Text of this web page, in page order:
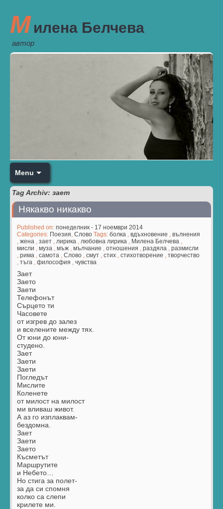
М илена Белчева
автор
Menu
Tag Archiv: зает
Някакво никакво
Published on:понеделник - 17 ноември 2014
Categories: Поезия ,Слово Tags:болка ,вдъхновение ,вълнения
,жена ,зает лирика любовна лирика Милена Белчева
мисли ,муза ,мъж ,мълчание ,отношения ,раздяла ,размисли
,рима ,самота ,Слово ,смут ,стих ,стихотворение ,творчество
,тъга ,философия ,чувства
Зает
Заето
Заети
Телефонът
Сърцето ти
Часовете
от изгрев до залез
и вселените между тях.
От юни до юни-
студено.
Зает
Заети
Заети
Погледът
Мислите
Коленете
от милост на милост
ми вливаш живот.
А аз го изплаквам-
бездомна.
Зает
Заети
Заето
Късметът
Маршрутите
и Небето…
Но стига за полет-
за да си спомня
колко са слепи
крилете ми.